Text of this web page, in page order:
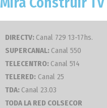
DIRECTV: Canal 729 13-17hs.
SUPERCANAL: Canal 550
TELECENTRO: Canal 514
TELERED: Canal 25
TDA: Canal 23.03
TODA LA RED COLSECOR